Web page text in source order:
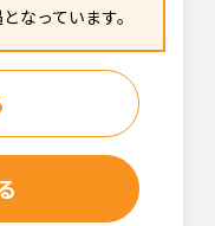
なっています。